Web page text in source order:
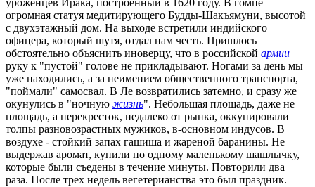
уроженцев Ирака, построенный в 1620 году. В гомпе
огромная статуя медитирующего Будды-Шакъямуни, высотой
с двухэтажный дом. На выходе встретили индийского
офицера, который шутя, отдал нам честь. Пришлось
обстоятельно объяснить иноверцу, что в российской армии
руку к "пустой" голове не прикладывают. Ногами за день мы
уже находились, а за неимением общественного транспорта,
"поймали" самосвал. В Ле возвратились затемно, и сразу же
окунулись в "ночную жизнь". Небольшая площадь, даже не
площадь, а перекресток, недалеко от рынка, оккупировали
толпы разновозрастных мужиков, в-основном индусов. В
воздухе - стойкий запах гашиша и жареной баранины. Не
выдержав аромат, купили по одному маленькому шашлычку,
которые были съедены в течение минуты. Повторили два
раза. После трех недель вегетерианства это был праздник.